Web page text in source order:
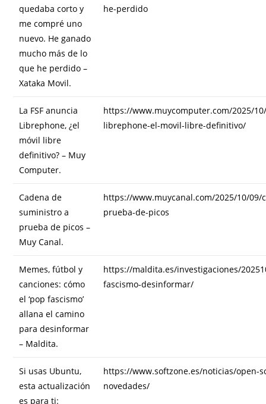
quedaba corto y
me compré uno
nuevo. He ganado
mucho más de lo
que he perdido –
Xataka Movil.
he-perdido
La FSF anuncia
Librephone, ¿el
móvil libre
definitivo? – Muy
Computer.
https://www.muycomputer.com/2025/
librephone-el-movil-libre-definitivo/
Cadena de
suministro a
prueba de picos –
Muy Canal.
https://www.muycanal.com/2025/10/
prueba-de-picos
Memes, fútbol y
canciones: cómo
el ‘pop fascismo’
allana el camino
para desinformar
– Maldita.
https://maldita.es/investigaciones/
fascismo-desinformar/
Si usas Ubuntu,
esta actualización
es para ti:
https://www.softzone.es/noticias/open-
novedades/